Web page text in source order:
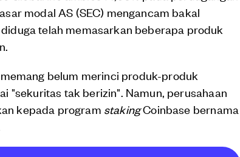
modal AS (SEC) mengancam bakal
telah memasarkan beberapa produk
belum merinci produk-produk
"sekuritas tak berizin". Namun, perusahaan
kepada program stakingCoinbase bernama